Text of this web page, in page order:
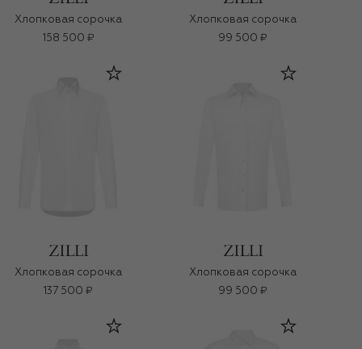
Хлопковая сорочка
158 500 ₽
Хлопковая сорочка
99 500 ₽
Хлопковая сорочка
137 500 ₽
Хлопковая сорочка
99 500 ₽